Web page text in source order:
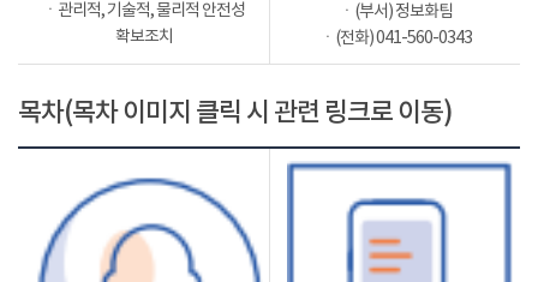
ㆍ관리적, 기술적, 물리적 안전성
확보조치
ㆍ(부서) 정보화팀
ㆍ(전화) 041-560-0343
목차(목차 이미지 클릭 시 관련 링크로 이동)